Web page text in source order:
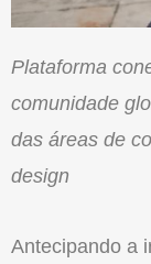
Plataforma
comunidade
das áreas de
design
Antecipando a